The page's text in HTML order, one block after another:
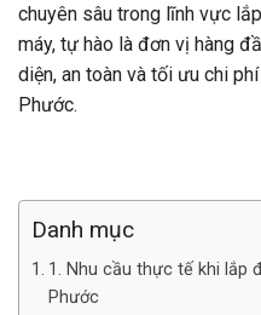
chuyên sâu trong lĩnh vực
máy, tự hào là đơn vị hàng
diện, an toàn và tối ưu chi
Phước.
Danh mục
1. Nhu cầu thực tế khi lắp
Phước